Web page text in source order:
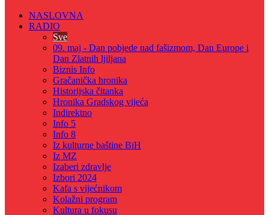
NASLOVNA
RADIO
Sve
09. maj - Dan pobjede nad fašizmom, Dan Europe i
Dan Zlatnih ljiljana
Biznis Info
Gračanička hronika
Historijska čitanka
Hronika Gradskog vijeća
Indirektno
Info 5
Info 8
Iz kulturne baštine BiH
Iz MZ
Izaberi zdravlje
Izbori 2024
Kafa s vijećnikom
Kolažni program
Kultura u fokusu